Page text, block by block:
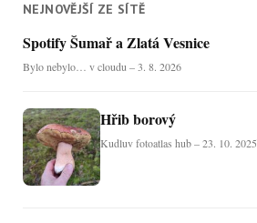
NEJNOVĚJŠÍ ZE SÍTĚ
Spotify Šumař a Zlatá Vesnice
Bylo nebylo… v cloudu – 3. 8. 2026
Hřib borový
Kudluv fotoatlas hub – 23. 10. 2025